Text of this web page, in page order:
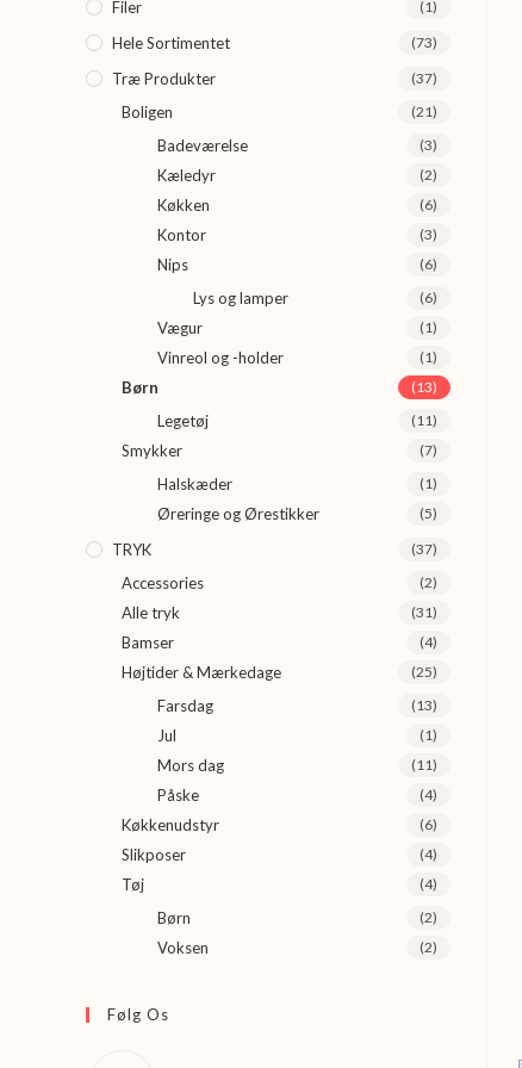
Filer (1)
Hele Sortimentet (73)
Træ Produkter (37)
Boligen (21)
Badeværelse (3)
Kæledyr (2)
Køkken (6)
Kontor (3)
Nips (6)
Lys og lamper (6)
Vægur (1)
Vinreol og -holder (1)
Børn (13)
Legetøj (11)
Smykker (7)
Halskæder (1)
Øreringe og Ørestikker (5)
TRYK (37)
Accessories (2)
Alle tryk (31)
Bamser (4)
Højtider & Mærkedage (25)
Farsdag (13)
Jul (1)
Mors dag (11)
Påske (4)
Køkkenudstyr (6)
Slikposer (4)
Tøj (4)
Børn (2)
Voksen (2)
Følg Os